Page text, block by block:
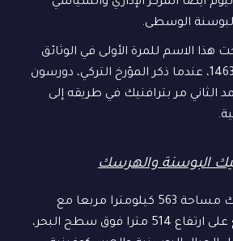
الوسطى.
هذا الاسم للمرة الأولى في الوثائق
التاريخية في 3 يونيو 1463، عندما ذكر المؤرخ التركي، دورسون
الثاني مر بترافنيك في طريقه إلى
البوسنة والهرسك
وتغطي بلدية ترافنيك مساحة 563 كيلومترا مربعا مع
70.402 نسمة، وتقع على ارتفاع 514 مترا فوق سطح البحر،